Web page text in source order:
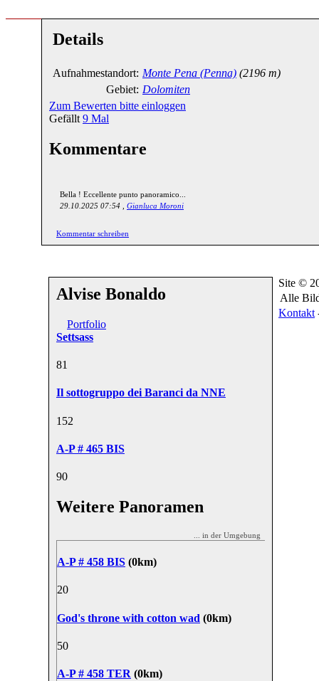
Details
Aufnahmestandort: Monte Pena (Penna) (2196 m)
Gebiet: Dolomiten
Zum Bewerten bitte einloggen
Gefällt 9 Mal
Kommentare
Bella ! Eccellente punto panoramico...
29.10.2025 07:54 , Gianluca Moroni
Kommentar schreiben
Alvise Bonaldo
Portfolio
Settsass
81
Il sottogruppo dei Baranci da NNE
152
A-P # 465 BIS
90
Weitere Panoramen
... in der Umgebung
A-P # 458 BIS (0km)
20
God's throne with cotton wad (0km)
50
A-P # 458 TER (0km)
Site ©
Alle
Kontakt